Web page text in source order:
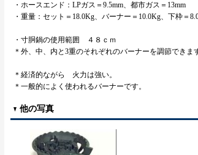
・ホースエンド：LPガス＝9.5mm、都市ガス＝13mm
・重量：セット＝18.0Kg、バーナー＝10.0Kg、下枠＝
・寸胴鍋の使用範囲 ４８ｃｍ
＊外、中、内と3重のそれぞれのバーナーを調節できま
＊経済的ながら 火力は強い。
＊一般的によく使われるバーナーです。
他の写真